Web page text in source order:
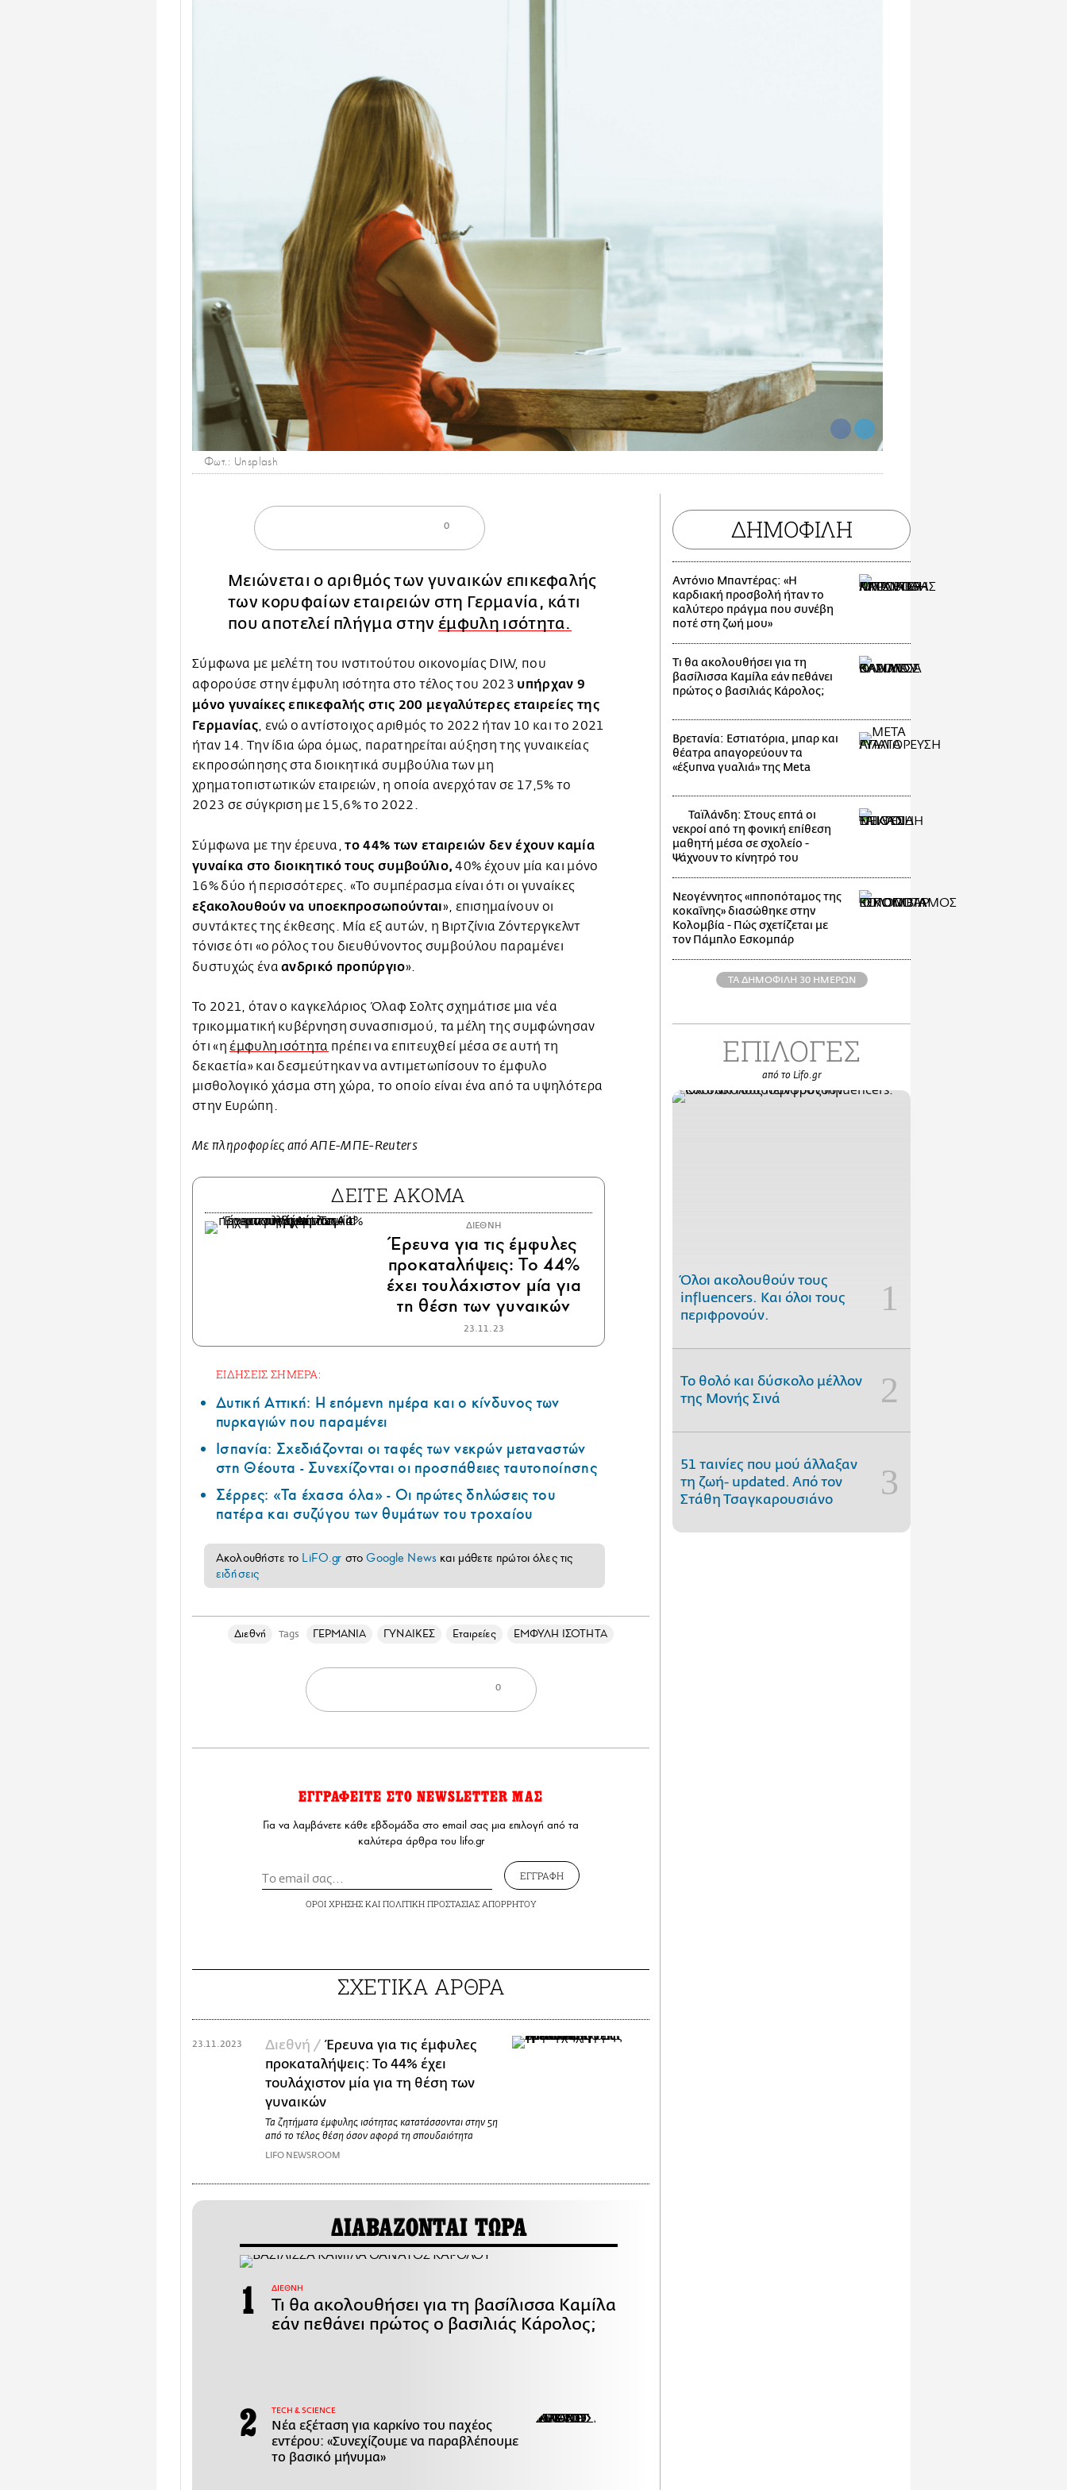
Φωτ.: Unsplash
0
Μειώνεται ο αριθμός των γυναικών επικεφαλής
των κορυφαίων εταιρειών στη Γερμανία, κάτι
που αποτελεί πλήγμα στην έμφυλη ισότητα.
Σύμφωνα με μελέτη του ινστιτούτου οικονομίας DIW, που
αφορούσε στην έμφυλη ισότητα στο τέλος του 2023 υπήρχαν 9
μόνο γυναίκες επικεφαλής στις 200 μεγαλύτερες εταιρείες της
Γερμανίας, ενώ ο αντίστοιχος αριθμός το 2022 ήταν 10 και το 2021
ήταν 14. Την ίδια ώρα όμως, παρατηρείται αύξηση της γυναικείας
εκπροσώπησης στα διοικητικά συμβούλια των μη
χρηματοπιστωτικών εταιρειών, η οποία ανερχόταν σε 17,5% το
2023 σε σύγκριση με 15,6% το 2022.
Σύμφωνα με την έρευνα,το 44% των εταιρειών δεν έχουν καμία
γυναίκα στο διοικητικό τους συμβούλιο, 40% έχουν μία και μόνο
16% δύο ή περισσότερες. «Το συμπέρασμα είναι ότι οι γυναίκες
εξακολουθούν να υποεκπροσωπούνται», επισημαίνουν οι
συντάκτες της έκθεσης. Μία εξ αυτών, η Βιρτζίνια Ζόντεργκελντ
τόνισε ότι «ο ρόλος του διευθύνοντος συμβούλου παραμένει
δυστυχώς έναανδρικό προπύργιο».
Το 2021, όταν ο καγκελάριος Όλαφ Σολτς σχημάτισε μια νέα
τρικομματική κυβέρνηση συνασπισμού, τα μέλη της συμφώνησαν
ότι «ηέμφυλη ισότητα πρέπει να επιτευχθεί μέσα σε αυτή τη
δεκαετία» και δεσμεύτηκαν να αντιμετωπίσουν το έμφυλο
μισθολογικό χάσμα στη χώρα, το οποίο είναι ένα από τα υψηλότερα
στην Ευρώπη.
Με πληροφορίες από ΑΠΕ-ΜΠΕ-Reuters
ΔΕΙΤΕ ΑΚΟΜΑ
ΔΙΕΘΝΗ
Έρευνα για τις έμφυλες
προκαταλήψεις: Το 44%
έχει τουλάχιστον μία για
τη θέση των γυναικών
23.11.23
ΕΙΔΗΣΕΙΣ ΣΗΜΕΡΑ:
Δυτική Αττική: Η επόμενη ημέρα και ο κίνδυνος των
πυρκαγιών που παραμένει
Ισπανία: Σχεδιάζονται οι ταφές των νεκρών μεταναστών
στη Θέουτα - Συνεχίζονται οι προσπάθειες ταυτοποίησης
Σέρρες: «Τα έχασα όλα» - Οι πρώτες δηλώσεις του
πατέρα και συζύγου των θυμάτων του τροχαίου
Ακολουθήστε το LiFO.gr στοGoogle News και μάθετε πρώτοι όλες τις
ειδήσεις
Διεθνή Tags ΓΕΡΜΑΝΙΑ ΓΥΝΑΙΚΕΣ Εταιρείες ΕΜΦΥΛΗ ΙΣΟΤΗΤΑ
0
ΕΓΓΡΑΦΕΙΤΕ ΣΤΟ NEWSLETTER ΜΑΣ
Για να λαμβάνετε κάθε εβδομάδα στο email σας μια επιλογή από τα
καλύτερα άρθρα του lifo.gr
ΕΓΓΡΑΦΗ
ΟΡΟΙ ΧΡΗΣΗΣΚΑΙ ΠΟΛΙΤΙΚΗ ΠΡΟΣΤΑΣΙΑΣ ΑΠΟΡΡΗΤΟΥ
ΣΧΕΤΙΚΑ ΑΡΘΡΑ
Διεθνή /Έρευνα για τις έμφυλες
προκαταλήψεις: Το 44% έχει
τουλάχιστον μία για τη θέση των
γυναικών
Τα ζητήματα έμφυλης ισότητας κατατάσσονται στην 5η
από το τέλος θέση όσον αφορά τη σπουδαιότητα
LIFO NEWSROOM
23.11.2023
ΔΙΑΒΑΖΟΝΤΑΙ ΤΩΡΑ
ΔΙΕΘΝΗ
Τι θα ακολουθήσει για τη βασίλισσα Καμίλα
εάν πεθάνει πρώτος ο βασιλιάς Κάρολος;
ΤECH & SCIENCE
Νέα εξέταση για καρκίνο του παχέος
εντέρου: «Συνεχίζουμε να παραβλέπουμε
το βασικό μήνυμα»
ΔΗΜΟΦΙΛΗ
Αντόνιο Μπαντέρας: «Η
καρδιακή προσβολή ήταν το
καλύτερο πράγμα που συνέβη
ποτέ στη ζωή μου»
Τι θα ακολουθήσει για τη
βασίλισσα Καμίλα εάν πεθάνει
πρώτος ο βασιλιάς Κάρολος;
Βρετανία: Εστιατόρια, μπαρ και
θέατρα απαγορεύουν τα
«έξυπνα γυαλιά» της Meta
Ταϊλάνδη: Στους επτά οι
νεκροί από τη φονική επίθεση
μαθητή μέσα σε σχολείο -
Ψάχνουν το κίνητρό του
Νεογέννητος «ιπποπόταμος της
κοκαΐνης» διασώθηκε στην
Κολομβία - Πώς σχετίζεται με
τον Πάμπλο Εσκομπάρ
ΤΑ ΔΗΜΟΦΙΛΗ 30 ΗΜΕΡΩΝ
ΕΠΙΛΟΓΕΣ
από το Lifo.gr
Όλοι ακολουθούν τους
influencers. Και όλοι τους
περιφρονούν.
Το θολό και δύσκολο μέλλον
της Μονής Σινά
51 ταινίες που μού άλλαξαν
τη ζωή- updated. Aπό τον
Στάθη Τσαγκαρουσιάνο